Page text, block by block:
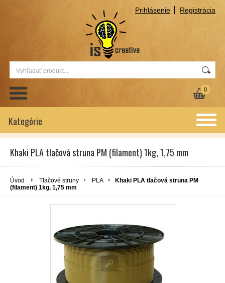
Prihlásenie Registrácia
0
Kategórie
Khaki PLA tlačová struna PM (filament) 1kg, 1,75 mm
Úvod Tlačové struny PLA
Khaki PLA tlačová struna PM
(filament) 1kg, 1,75 mm